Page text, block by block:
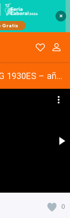
×
Tijera Eléctrica de 8 metros – JLG 1930ES – año 2006
0